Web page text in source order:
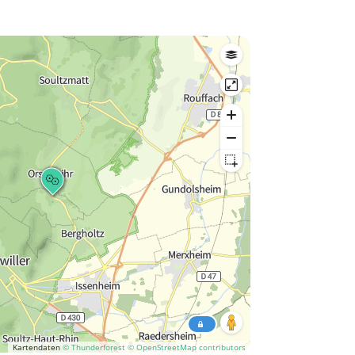
Kartendaten © Thunderforest © OpenStreetMap contributors